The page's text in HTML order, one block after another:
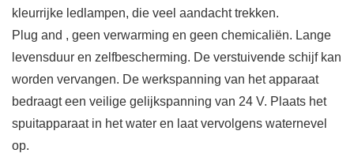
kleurrijke ledlampen, die veel aandacht trekken.
Plug and , geen verwarming en geen chemicaliën. Lange
levensduur en zelfbescherming. De verstuivende schijf kan
worden vervangen. De werkspanning van het apparaat
bedraagt een veilige gelijkspanning van 24 V. Plaats het
spuitapparaat in het water en laat vervolgens waternevel
op.